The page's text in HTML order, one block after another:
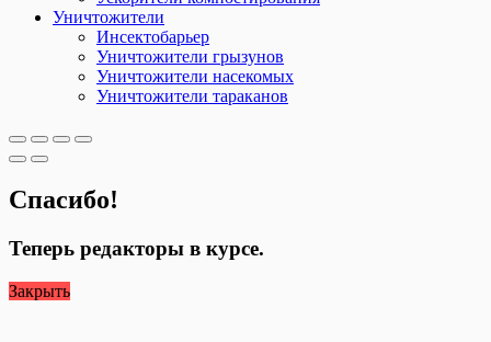
Уничтожители
Инсектобарьер
Уничтожители грызунов
Уничтожители насекомых
Уничтожители тараканов
Спасибо!
Теперь редакторы в курсе.
Закрыть